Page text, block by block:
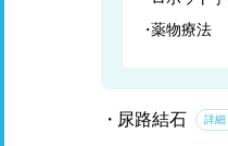
薬物療法
尿路結石 詳細